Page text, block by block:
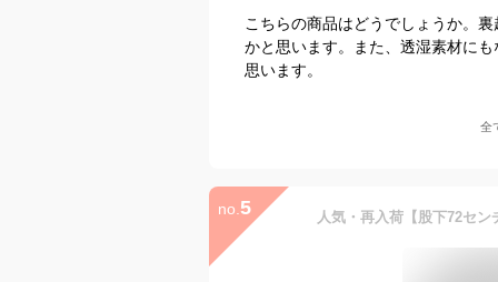
こちらの商品はどうでしょうか。
かと思います。また、透湿素材に
思います。
全
no. 5